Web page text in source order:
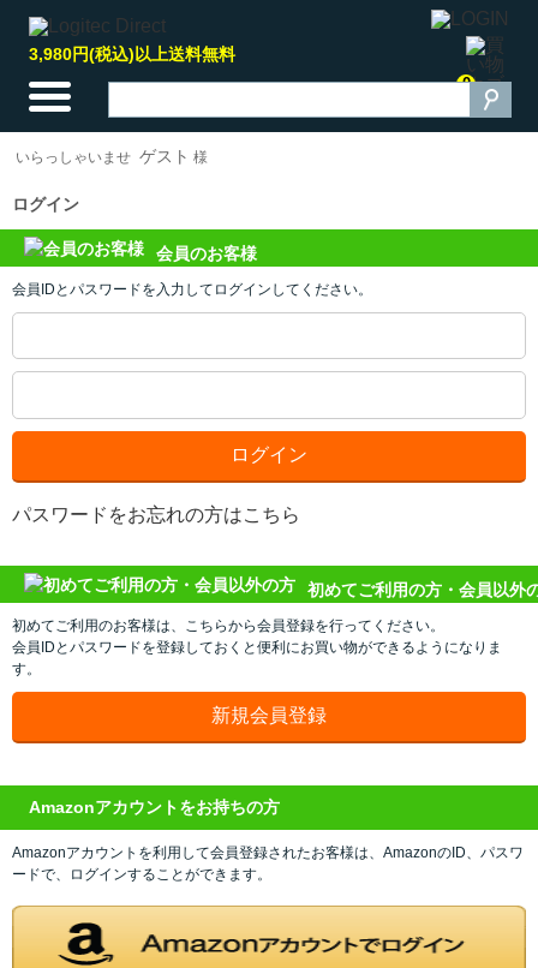
3,980円(税込)以上送料無料
0
いらっしゃいませ ゲスト 様
ログイン
会員のお客様
会員IDとパスワードを入力してログインしてください。
パスワードをお忘れの方はこちら
初めてご利用の方・会員以外
初めてご利用のお客様は、こちらから会員登録を行ってください。
会員IDとパスワードを登録しておくと便利にお買い物ができるようになりま
す。
Amazonアカウントをお持ちの方
Amazonアカウントを利用して会員登録されたお客様は、AmazonのID、パスワ
ードで、ログインすることができます。